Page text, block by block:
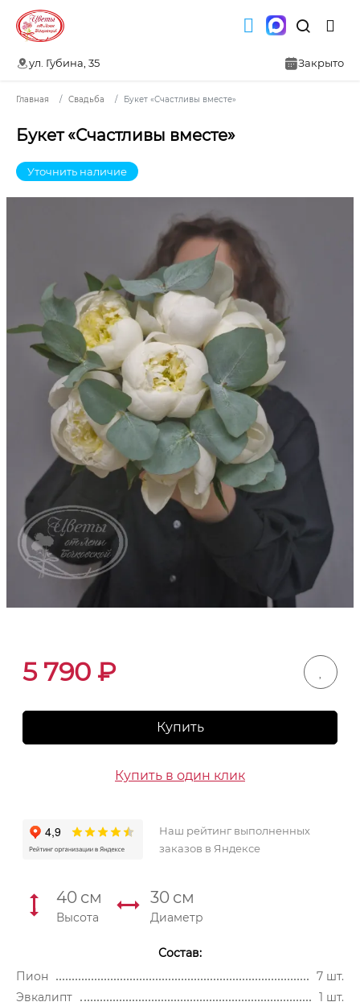
ул. Губина, 35 Закрыто
Главная Свадьба Букет «Счастливы вместе»
Букет «Счастливы вместе»
Уточнить наличие
5 790 ₽
Купить
Купить в один клик
Наш рейтинг выполненных
заказов в Яндексе
40 см
Высота
30 см
Диаметр
Состав:
Пион
7 шт.
Эвкалипт
1 шт.